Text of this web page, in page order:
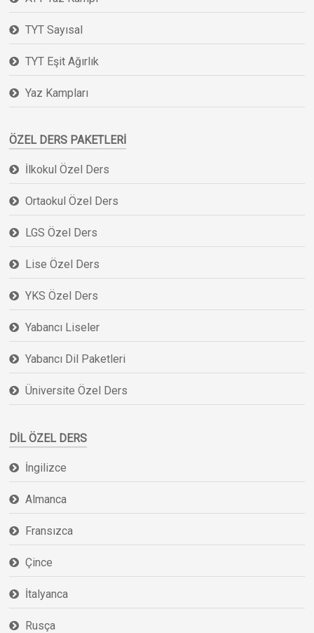
TYT Sayısal
TYT Eşit Ağırlık
Yaz Kampları
ÖZEL DERS PAKETLERI
İlkokul Özel Ders
Ortaokul Özel Ders
LGS Özel Ders
Lise Özel Ders
YKS Özel Ders
Yabancı Liseler
Yabancı Dil Paketleri
Üniversite Özel Ders
DIL ÖZEL DERS
İngilizce
Almanca
Fransızca
Çince
İtalyanca
Rusça